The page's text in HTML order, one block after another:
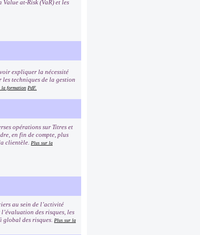
at-Risk (VaR) et les
expliquer la nécessité
techniques de la gestion
la formation PdF.
opérations sur Titres et
en fin de compte, plus
clientèle. Plus sur la
au sein de l’activité
des risques, les
global des risques. Plus sur la